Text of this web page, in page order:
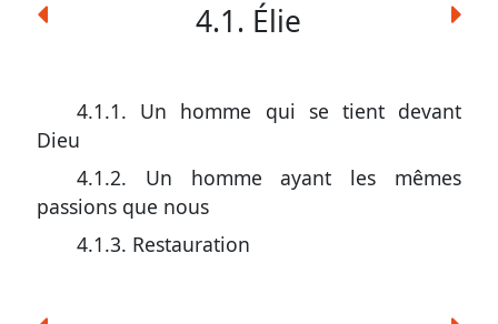
4.1. Élie
4.1.1. Un homme qui se tient devant
Dieu
4.1.2. Un homme ayant les mêmes
passions que nous
4.1.3. Restauration
du